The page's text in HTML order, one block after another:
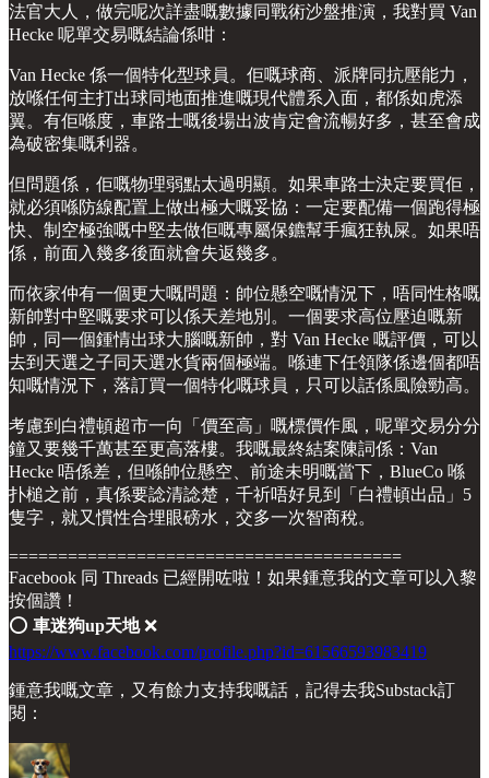
法官大人，做完呢次詳盡嘅數據同戰術沙盤推演，我對買 Van
Hecke 呢單交易嘅結論係咁：
Van Hecke 係一個特化型球員。佢嘅球商、派牌同抗壓能力，
放喺任何主打出球同地面推進嘅現代體系入面，都係如虎添
翼。有佢喺度，車路士嘅後場出波肯定會流暢好多，甚至會成
為破密集嘅利器。
但問題係，佢嘅物理弱點太過明顯。如果車路士決定要買佢，
就必須喺防線配置上做出極大嘅妥協：一定要配備一個跑得極
快、制空極強嘅中堅去做佢嘅專屬保鑣幫手瘋狂執屎。如果唔
係，前面入幾多後面就會失返幾多。
而依家仲有一個更大嘅問題：帥位懸空嘅情況下，唔同性格嘅
新帥對中堅嘅要求可以係天差地別。一個要求高位壓迫嘅新
帥，同一個鍾情出球大腦嘅新帥，對 Van Hecke 嘅評價，可以
去到天選之子同天選水貨兩個極端。喺連下任領隊係邊個都唔
知嘅情況下，落訂買一個特化嘅球員，只可以話係風險勁高。
考慮到白禮頓超市一向「價至高」嘅標價作風，呢單交易分分
鐘又要幾千萬甚至更高落樓。我嘅最終結案陳詞係：Van
Hecke 唔係差，但喺帥位懸空、前途未明嘅當下，BlueCo 喺
扑槌之前，真係要諗清諗楚，千祈唔好見到「白禮頓出品」5
隻字，就又慣性合埋眼磅水，交多一次智商稅。
========================================
Facebook 同 Threads 已經開咗啦！如果鍾意我的文章可以入黎
按個讚！
⭕️ 車迷狗up天地❌
https://www.facebook.com/profile.php?id=61566593983419
鍾意我嘅文章，又有餘力支持我嘅話，記得去我Substack訂
閱：